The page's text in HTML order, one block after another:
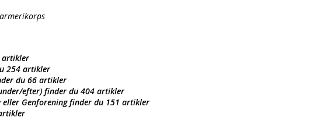
artikler
254 artikler
du 66 artikler
efter) finder du 404 artikler
eller Genforening finder du 151 artikler